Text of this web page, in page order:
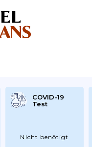
COVID-19
Test
Nicht benötigt